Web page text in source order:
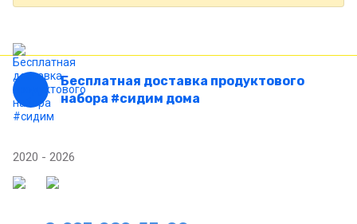
Бесплатная доставка продуктового
набора #сидим дома
2020 - 2026